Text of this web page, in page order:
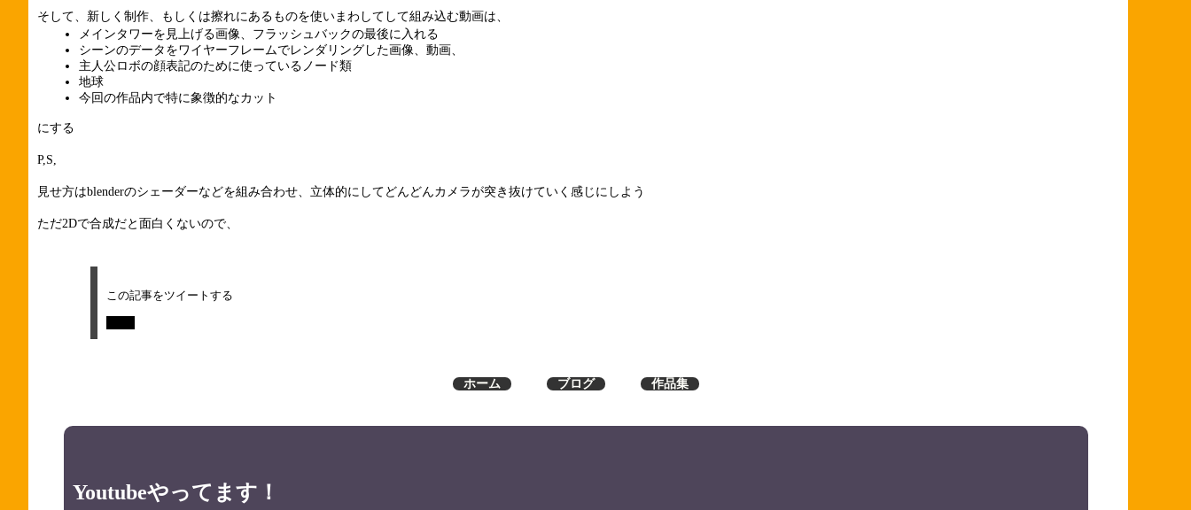
そして、新しく制作、もしくは擦れにあるものを使いまわしてして組み込む動画は、
メインタワーを見上げる画像、フラッシュバックの最後に入れる
シーンのデータをワイヤーフレームでレンダリングした画像、動画、
主人公ロボの顔表記のために使っているノード類
地球
今回の作品内で特に象徴的なカット
にする
P,S,
見せ方はblenderのシェーダーなどを組み合わせ、立体的にしてどんどんカメラが突き抜けていく感じにしよう
ただ2Dで合成だと面白くないので、
この記事をツイートする
ホーム ブログ 作品集
Youtubeやってます！